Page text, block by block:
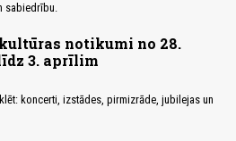
sabiedrību.
kultūras notikumi no 28.
3. aprīlim
koncerti, izstādes, pirmizrāde, jubilejas un